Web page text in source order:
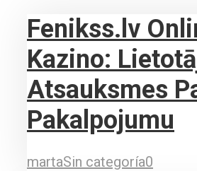
Fenikss.lv
Kazino:
Atsauksmes
Pakalpojumu
martaSin categoría0